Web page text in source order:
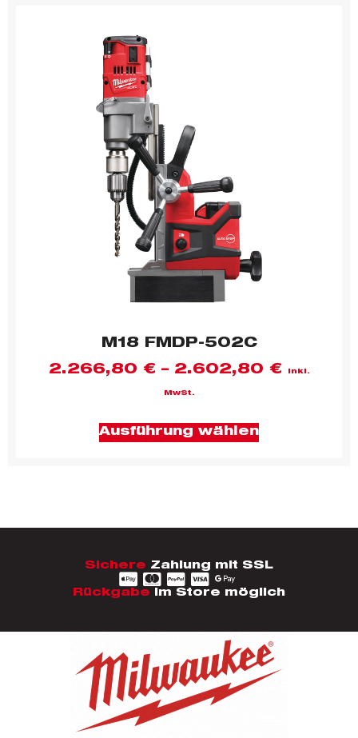
M18 FMDP-502C
2.266,80 € – 2.602,80 € inkl.
MwSt.
Ausführung wählen
Sichere Zahlung mit SSL
Rückgabe im Store möglich